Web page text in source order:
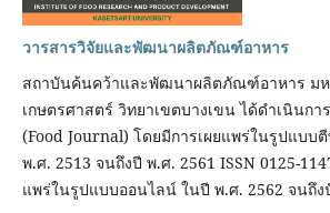
วารสารวิจัยและพัฒนาผลิตภัณฑ์อาหาร
สถาบันค้นคว้าและพัฒนาผลิตภัณฑ์อาหาร มห
เกษตรศาสตร์ วิทยาเขตบางเขน ได้ดำเนินกา
(Food Journal) โดยมีการเผยแพร่ในรูปแบบ
พ.ศ. 2513 จนถึงปี พ.ศ. 2561 ISSN 0125-
แพร่ในรูปแบบออนไลน์ ในปี พ.ศ. 2562 จนถึ